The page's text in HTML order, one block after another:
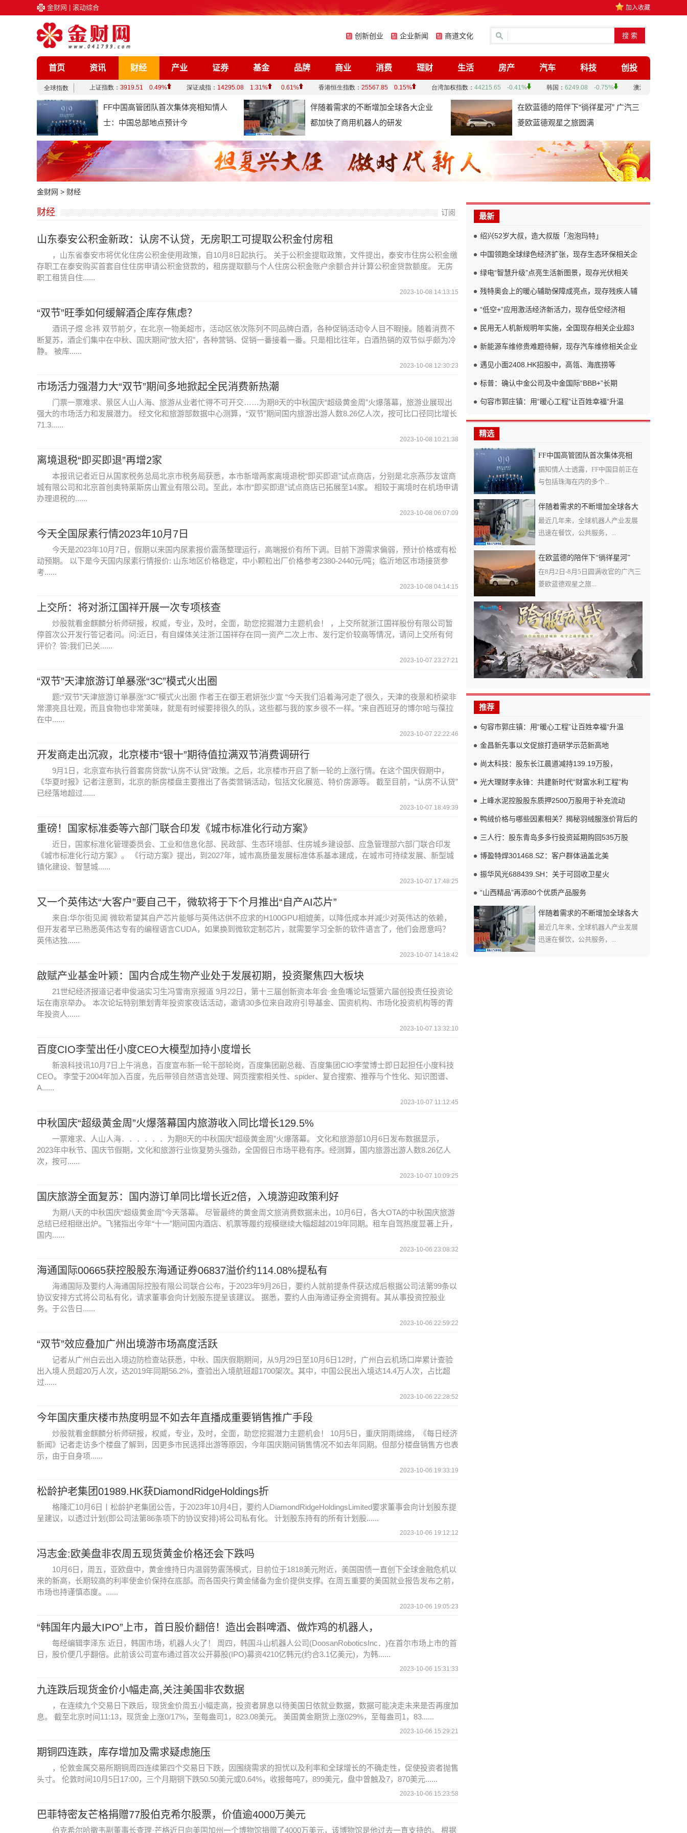
金财网 滚动综合 加入收藏
创新创业 企业新闻 商道文化
首页 资讯 财经 产业 证券 基金 品牌 商业 消费 理财 生活 房产 汽车 科技 创投
企业 文化 娱乐
综合
FF中国高管团队首次集体亮相知情人
士：中国总部地点预计今
伴随着需求的不断增加全球各大企业
都加快了商用机器人的研发
在欧蓝德的陪伴下“徜徉星河” 广汽三
菱欧蓝德观星之旅圆满
金财网 > 财经
财经 订阅
山东泰安公积金新政：认房不认贷，无房职工可提取公积金付房租
，山东省泰安市将优化住房公积金使用政策，自10月8日起执行。 关于公积金提取政策，文件提出，泰安市住房公积金缴
存职工在泰安购买首套自住住房申请公积金贷款的，租房提取额与个人住房公积金账户余额合并计算公积金贷款额度。 无房
职工租赁自住......
2023-10-08 14:13:15
“双节”旺季如何缓解酒企库存焦虑？
酒讯子煜 念祎 双节前夕，在北京一物美超市，活动区依次陈列不同品牌白酒，各种促销活动令人目不暇接。随着消费不
断复苏，酒企们集中在中秋、国庆期间“放大招”，各种营销、促销一番接着一番。只是相比往年，白酒热销的双节似乎颇为冷
静。 被库......
2023-10-08 12:30:23
市场活力强潜力大“双节”期间多地掀起全民消费新热潮
门票一票难求、景区人山人海、旅游从业者忙得不可开交……为期8天的中秋国庆“超级黄金周”火爆落幕，旅游业展现出
强大的市场活力和发展潜力。 经文化和旅游部数据中心测算，“双节”期间国内旅游出游人数8.26亿人次，按可比口径同比增长
71.3......
2023-10-08 10:21:38
离境退税“即买即退”再增2家
本报讯记者近日从国家税务总局北京市税务局获悉，本市新增两家离境退税“即买即退”试点商店，分别是北京燕莎友谊商
城有限公司和北京首创奥特莱斯房山置业有限公司。至此，本市“即买即退”试点商店已拓展至14家。 相较于离境时在机场申请
办理退税的......
2023-10-08 06:07:09
今天全国尿素行情2023年10月7日
今天是2023年10月7日，假期以来国内尿素报价震荡整理运行，高端报价有所下调。目前下游需求偏弱，预计价格或有松
动预期。 以下是今天国内尿素行情报价: 山东地区价格稳定，中小颗粒出厂价格参考2380-2440元/吨；临沂地区市场接货参
考......
2023-10-08 04:14:15
上交所：将对浙江国祥开展一次专项核查
炒股就看金麒麟分析师研报，权威，专业，及时，全面，助您挖掘潜力主题机会！ ，上交所就浙江国祥股份有限公司暂
停首次公开发行答记者问。问:近日，有自媒体关注浙江国祥存在同一资产二次上市、发行定价较高等情况，请问上交所有何
评价？答:我们已关......
2023-10-07 23:27:21
“双节”天津旅游订单暴涨“3C”模式火出圈
题:“双节”天津旅游订单暴涨“3C”模式火出圈 作者王在御王君妍张少宣 “今天我们沿着海河走了很久，天津的夜景和桥梁非
常漂亮且壮观，而且食物也非常美味，就是有时候要排很久的队，这些都与我的家乡很不一样。”来自西班牙的博尔哈与葆拉
在中......
2023-10-07 22:22:46
开发商走出沉寂，北京楼市“银十”期待值拉满双节消费调研行
9月1日，北京宣布执行首套房贷款“认房不认贷”政策。之后，北京楼市开启了新一轮的上涨行情。在这个国庆假期中，
《华夏时报》记者注意到，北京的新房楼盘主要推出了各类营销活动，包括文化展览、特价房源等。 截至目前，“认房不认贷”
已经落地超过......
2023-10-07 18:49:39
重磅！国家标准委等六部门联合印发《城市标准化行动方案》
近日，国家标准化管理委员会、工业和信息化部、民政部、生态环境部、住房城乡建设部、应急管理部六部门联合印发
《城市标准化行动方案》。 《行动方案》提出，到2027年，城市高质量发展标准体系基本建成，在城市可持续发展、新型城
镇化建设、智慧城......
2023-10-07 17:48:25
又一个英伟达“大客户”要自己干，微软将于下个月推出“自产AI芯片”
来自:华尔街见闻 微软希望其自产芯片能够与英伟达供不应求的H100GPU相媲美，以降低成本并减少对英伟达的依赖，
但开发者早已熟悉英伟达专有的编程语言CUDA，如果换到微软定制芯片，就需要学习全新的软件语言了，他们会愿意吗？
英伟达独......
2023-10-07 14:18:42
啟赋产业基金叶颖：国内合成生物产业处于发展初期，投资聚焦四大板块
21世纪经济报道记者申俊涵实习生冯雪南京报道 9月22日，第十三届创新资本年会·金鱼嘴论坛暨第六届创投责任投资论
坛在南京举办。 本次论坛特别策划青年投资家夜话活动，邀请30多位来自政府引导基金、国资机构、市场化投资机构等的青
年投资人......
2023-10-07 13:32:10
百度CIO李莹出任小度CEO大模型加持小度增长
新浪科技讯10月7日上午消息，百度宣布新一轮干部轮岗，百度集团副总裁、百度集团CIO李莹博士即日起担任小度科技
CEO。 李莹于2004年加入百度，先后带领自然语言处理、网页搜索相关性、spider、复合搜索、推荐与个性化、知识图谱、
A......
2023-10-07 11:12:45
中秋国庆“超级黄金周”火爆落幕国内旅游收入同比增长129.5%
一票难求、人山人海．．．．．．为期8天的中秋国庆“超级黄金周”火爆落幕。 文化和旅游部10月6日发布数据显示，
2023年中秋节、国庆节假期，文化和旅游行业恢复势头强劲，全国假日市场平稳有序。经测算，国内旅游出游人数8.26亿人
次，按可......
2023-10-07 10:09:25
国庆旅游全面复苏：国内游订单同比增长近2倍，入境游迎政策利好
为期八天的中秋国庆“超级黄金周”今天落幕。 尽管最终的黄金周文旅消费数据未出，10月6日，各大OTA的中秋国庆旅游
总结已经相继出炉。飞猪指出今年“十一”期间国内酒店、机票等履约规模继续大幅超越2019年同期。租车自驾热度显著上升，
国内......
2023-10-06 23:08:32
海通国际00665获控股股东海通证券06837溢价约114.08%提私有
海通国际及要约人海通国际控股有限公司联合公布，于2023年9月26日，要约人就前提条件获达成后根据公司法第99条以
协议安排方式将公司私有化，请求董事会向计划股东提呈该建议。 据悉，要约人由海通证券全资拥有。其从事投资控股业
务。于公告日......
2023-10-06 22:59:22
“双节”效应叠加广州出境游市场高度活跃
记者从广州白云出入境边防检查站获悉，中秋、国庆假期期间，从9月29日至10月6日12时，广州白云机场口岸累计查验
出入境人员超20万人次，达2019年同期56.2%，查验出入境航班超1700架次。其中，中国公民出入境达14.4万人次，占比超
过......
2023-10-06 22:28:52
今年国庆重庆楼市热度明显不如去年直播成重要销售推广手段
炒股就看金麒麟分析师研报，权威，专业，及时，全面，助您挖掘潜力主题机会！ 10月5日，重庆阴雨绵绵，《每日经济
新闻》记者走访多个楼盘了解到，因更多市民选择出游等原因，今年国庆期间销售情况不如去年同期。但部分楼盘销售方也表
示，由于自身项......
2023-10-06 19:33:19
松龄护老集团01989.HK获DiamondRidgeHoldings折
格隆汇10月6日丨松龄护老集团公告，于2023年10月4日，要约人DiamondRidgeHoldingsLimited要求董事会向计划股东提
呈建议，以透过计划(即公司法第86条项下的协议安排)将公司私有化。 计划股东持有的所有计划股......
2023-10-06 19:12:12
冯志金:欧美盘非农周五现货黄金价格还会下跌吗
10月6日，周五，亚欧盘中，黄金维持日内温弱势震荡模式，目前位于1818美元附近，美国国债一直创下全球金融危机以
来的新高，长期较高的利率使金价保持在底部。而各国央行黄金储备为金价提供支撑。在周五重要的美国就业报告发布之前，
市场也持谨慎态度。......
2023-10-06 19:05:23
“韩国年内最大IPO”上市，首日股价翻倍！造出会斟啤酒、做炸鸡的机器人，
每经编辑李泽东 近日，韩国市场，机器人火了！ 周四，韩国斗山机器人公司(DoosanRoboticsInc．)在首尔市场上市的首
日，股价便几乎翻倍。此前该公司宣布通过首次公开募股(IPO)募资4210亿韩元(约合3.1亿美元)，为韩......
2023-10-06 15:31:33
九连跌后现货金价小幅走高,关注美国非农数据
，在连续九个交易日下跌后，现货金价周五小幅走高，投资者屏息以待美国日侬就业数据，数据可能决走未来是否再度加
息。 截至北京时间11:13，现货金上涨0/17%，至每盎司1，823.08美元。 美国黄金期货上涨029%，至每盎司1，83......
2023-10-06 15:29:21
期铜四连跌，库存增加及需求疑虑施压
，伦敦金属交易所期铜周四连续第四个交易日下跌，因围绕需求的担忧以及利率和全球增长的不确走性，促使投资者抛售
头寸。 伦敦时间10月5日17:00，三个月期铜下跌50.50美元或0.64%，收报每吨7，899美元，盘中曾触及7，870美元......
2023-10-06 15:23:58
巴菲特密友芒格捐赠77股伯克希尔股票，价值逾4000万美元
伯克希尔哈撒韦副董事长查理·芒格近日向美国加州一个博物馆捐赠了4000万美元，该博物馆是他过去一直支持的。 根据
最新
绍兴52岁大叔，造大叔版「泡泡玛特」
中国领跑全球绿色经济扩张，现存生态环保相关企
绿电“智慧升级”点亮生活新图景，现存光伏相关
残特奥会上的暖心辅助保障成亮点，现存残疾人辅
“低空+”应用激活经济新活力，现存低空经济相
民用无人机新规明年实施，全国现存相关企业超3
新能源车维修贵难题待解，现存汽车维修相关企业
遇见小面2408.HK招股中，高瓴、海底捞等
标普：确认中金公司及中金国际“BBB+”长期
句容市郭庄镇：用“暖心工程”让百姓幸福“升温
精选
FF中国高管团队首次集体亮相
据知情人士透露，FF中国目前正在
与包括珠海在内的多个...
伴随着需求的不断增加全球各大
最近几年来，全球机器人产业发展
迅速在餐饮，公共服务，...
在欧蓝德的陪伴下“徜徉星河”
在8月2日-8月5日圆满收官的广汽三
菱欧蓝德观星之旅...
推荐
句容市郭庄镇：用“暖心工程”让百姓幸福“升温
金昌新先事以文促旅打造研学示范新高地
尚太科技：股东长江晨道减持139.19万股，
光大理财李永锋：共建新时代“财富水利工程”构
上峰水泥控股股东质押2500万股用于补充流动
鸭绒价格与哪些因素相关？揭秘羽绒服涨价背后的
三人行：股东青岛多多行投资延期购回535万股
博盈特焊301468.SZ：客户群体涵盖北美
振华风光688439.SH：关于可回收卫星火
“山西精品”再添80个优质产品服务
伴随着需求的不断增加全球各大
最近几年来，全球机器人产业发展
迅速在餐饮，公共服务，...